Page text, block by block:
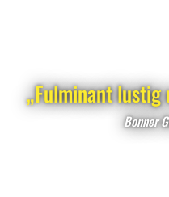
„Fulminant
Bonner